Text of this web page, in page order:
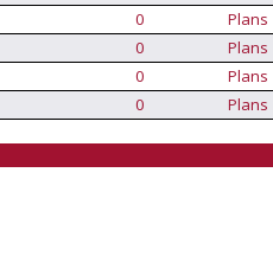
0
Plans
0
Plans
0
Plans
0 Plans